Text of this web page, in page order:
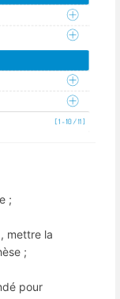
;
mettre la
;
pour